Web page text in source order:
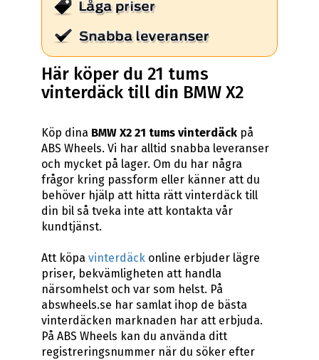
Här köper du 21 tums
vinterdäck till din BMW X2
Köp dina BMW X2 21 tums vinterdäckpå
ABS Wheels. Vi har alltid snabba leveranser
och mycket på lager. Om du har några
frågor kring passform eller känner att du
behöver hjälp att hitta rätt vinterdäck till
din bil så tveka inte att kontakta vår
kundtjänst.
Att köpa vinterdäckonline erbjuder lägre
priser, bekvämligheten att handla
närsomhelst och var som helst. På
abswheels.se har samlat ihop de bästa
vinterdäcken marknaden har att erbjuda.
På ABS Wheels kan du använda ditt
registreringsnummer när du söker efter